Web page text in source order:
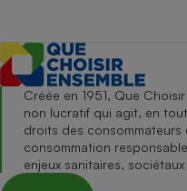
Créée en 1951, Que
non lucratif qui agit, en
droits des
consommation
enjeux sanitaires,